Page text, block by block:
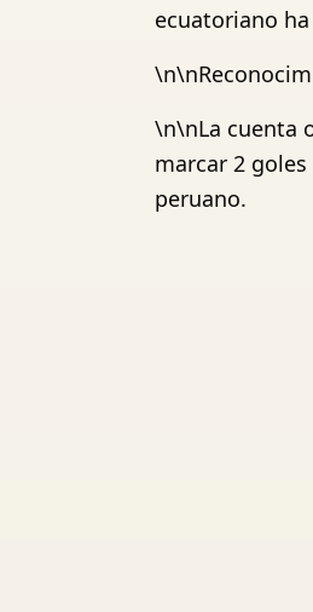
ecuatoriano
\n\nLa cuenta
marcar 2
peruano.